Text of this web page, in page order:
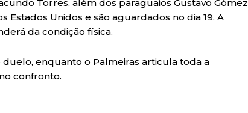
Torres, além dos paraguaios Gustavo Gómez
Estados Unidos e são aguardados no dia 19. A
da condição física.
enquanto o Palmeiras articula toda a
confronto.